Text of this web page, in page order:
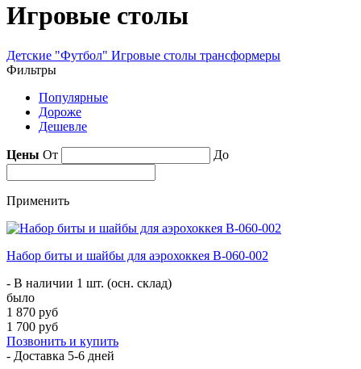
Игровые столы
Детские "Футбол" Игровые столы трансформеры
Фильтры
Популярные
Дороже
Дешевле
Цены От До
Применить
Набор биты и шайбы для аэрохоккея B-060-002
- В наличии 1 шт. (осн. склад)
было
1 870 руб
1 700 руб
Позвонить и купить
- Доставка 5-6 дней